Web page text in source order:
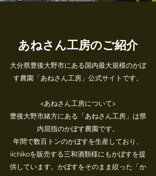
あねさん工房のご紹介
大分県豊後大野市にある国内最大規模のかぼ
す農園「あねさん工房」公式サイトです。
<あねさん工房について>
豊後大野市緒方にある「あねさん工房」は県
内屈指のかぼす農園です。
年間で数百トンのかぼすを生産しており、
iichikoを販売する三和酒類様にもかぼすを提
供しています。かぼすをそのまま絞った「か